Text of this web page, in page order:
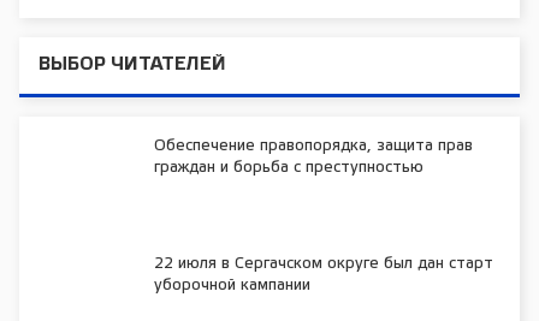
ВЫБОР ЧИТАТЕЛЕЙ
Обеспечение правопорядка, защита прав
граждан и борьба с преступностью
22 июля в Сергачском округе был дан старт
уборочной кампании